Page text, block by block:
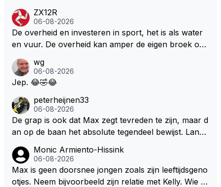
ters zullen steunen laat staan om een euro in het cir
cuit Zandvoort te steken
Marquez/Jos ? Veel gezelliger
ZX12R
06-08-2026
De overheid en investeren in sport, het is als water
en vuur. De overheid kan amper de eigen broek oph
s. Je kunt de Staat het best vergelijken met de sherif
f van Nottinghem (Robin Hood) welk achter de bom
m/haar van zijn laatste zuurverdiende stuiver te ber
oven. De Staat heeft nooit ooit maar een stuiver in Z
andvoort willen investeren en dat zal ook nooit gebe
uren. Afdragen van BTW gelden en vergunningen bi
j dergelijke sportievefestiviteiten MOET je dan weer
wel afstaan, de parasiet.
wg
06-08-2026
Jep. 😂🤣😂
peterheijnen33
06-08-2026
De grap is ook dat Max zegt tevreden te zijn, maar d
an op de baan het absolute tegendeel bewijst. Lando
dan eigenlijk niet echt zien. ;)
Monic Armiento-Hissink
06-08-2026
Max is geen doorsnee jongen zoals zijn leeftijdsgeno
otjes. Neem bijvoorbeeld zijn relatie met Kelly. Wie g